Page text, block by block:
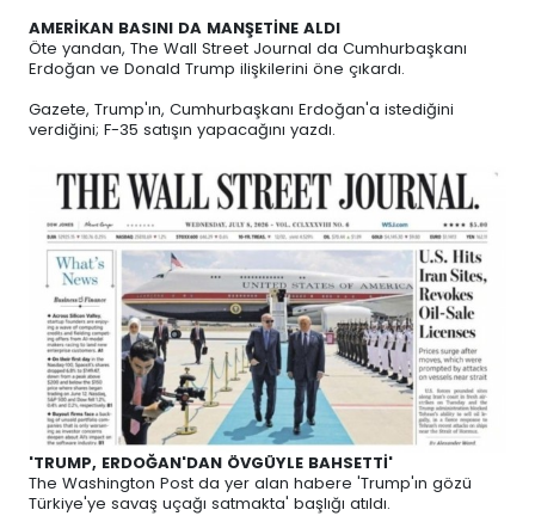
AMERİKAN BASINI DA MANŞETİNE ALDI
Öte yandan, The Wall Street Journal da Cumhurbaşkanı
Erdoğan ve Donald Trump ilişkilerini öne çıkardı.
Gazete, Trump'ın, Cumhurbaşkanı Erdoğan'a istediğini
verdiğini; F-35 satışın yapacağını yazdı.
'TRUMP, ERDOĞAN'DAN ÖVGÜYLE BAHSETTİ'
The Washington Post da yer alan habere 'Trump'ın gözü
Türkiye'ye savaş uçağı satmakta' başlığı atıldı.